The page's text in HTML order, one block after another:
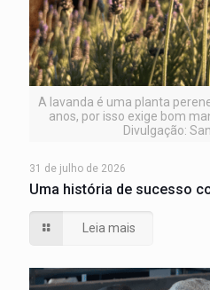
A lavanda é uma planta
anos, por isso exige bom
Divulgação:
31 de julho de 2026
Uma história de sucesso
Leia mais